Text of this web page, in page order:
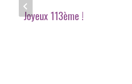
Joyeux 113ème !